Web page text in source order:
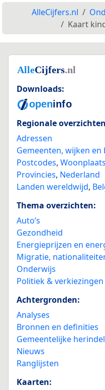
AlleCijfers.nl
Kaart
Downloads:
Regionale
Adressen
Gemeenten, wijken
Postcodes,
Provincies, Nederland
Landen wereldwijd,
Thema overzichten:
Auto’s
Gezondheid
Energieprijzen en
Migratie,
Onderwijs
Politiek & verkiezingen
Achtergronden:
Analyses
Bronnen en definities
Gemeentelijke
Nieuws
Ranglijsten
Kaarten: